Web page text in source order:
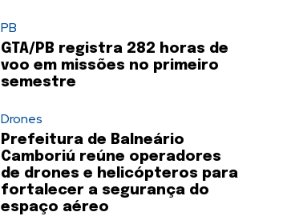
PB
GTA/PB registra 282 horas de
voo em missões no primeiro
semestre
Drones
Prefeitura de Balneário
Camboriú reúne operadores
de drones e helicópteros para
fortalecer a segurança do
espaço aéreo